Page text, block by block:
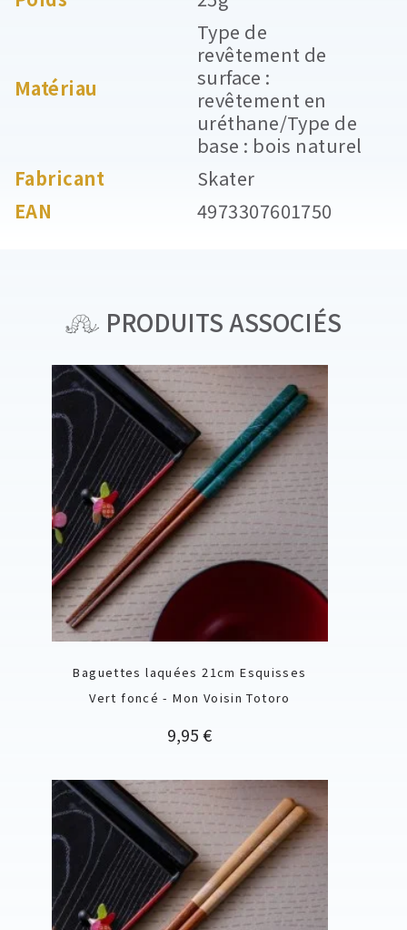
Matériau
Type de
revêtement de
surface :
revêtement en
uréthane/Type de
base : bois naturel
Fabricant
Skater
EAN
4973307601750
PRODUITS ASSOCIÉS
Baguettes laquées 21cm Esquisses
Vert foncé - Mon Voisin Totoro
Prix
9,95 €